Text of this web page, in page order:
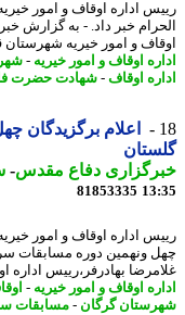
اداره اوقاف و امور خیریه
خبر داد. - به گزارش
و امور خیریه شهرستان
اوقاف و امور خیریه-
اوقاف-شهادت حضرت فاطمه
اعلام برگزیدگان چهل
دفاع مقدس-
81853335
اداره اوقاف و امور خیریه
ونهمین دوره مسابقات
بهادرفر،رییس اداره
اوقاف و امور خیریه- اوقاف
گرگان -مسابقات